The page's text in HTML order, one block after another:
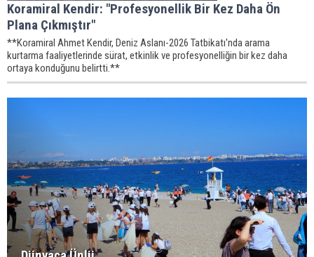
Koramiral Kendir: "Profesyonellik Bir Kez Daha Ön
Plana Çıkmıştır"
**Koramiral Ahmet Kendir, Deniz Aslanı-2026 Tatbikatı'nda arama
kurtarma faaliyetlerinde sürat, etkinlik ve profesyonelliğin bir kez daha
ortaya konduğunu belirtti.**